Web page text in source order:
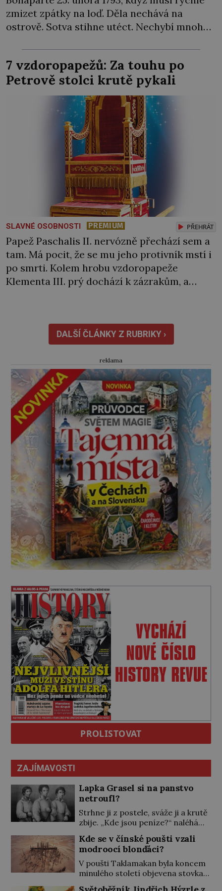
zmizet zpátky na loď. Děla nechává na
ostrově. Sotva stihne utéct. Nechybí mnoho
se za neúspěch nakonec najde jiný viník…
Francouzská flotila pod velením admirála
Laurenta Trugueta (1752‒1839) vyplouvá
v únoru 1793 z Toulonu. Mezi posádkou […]
7 vzdoropapežů: Za touhu po
Petrově stolci krutě pykali
SLAVNÉ OSOBNOSTI PREMIUM PŘEHRÁT
Papež Paschalis II. nervózně přechází sem a
tam. Má pocit, že se mu jeho protivník mstí i
po smrti. Kolem hrobu vzdoropapeže
Klementa III. prý dochází k zázrakům, a
pochopům. Ti se vkradou do Klementovy
hrobky a rozkládající se […]
DALŠÍ ČLÁNKY Z RUBRIKY ›
reklama
PROLISTOVAT
ZAJÍMAVOSTI
Lapka Grasel si na panstvo
netroufl?
Strhne ji z postele, sváže ji a krutě
zbije. „Kde jsou peníze?“ naléhá
Grasel na starou švadlenku. Když
mu to neprozradí – ostatně ani
nemůže, protože žádné nemá,
spokojí se lupič s několika měďáky
a štůčky látky. Zraněná žena pár
Kde se v čínské poušti vzali
modroocí blonďáci?
V poušti Taklamakan byla koncem
minulého století objevena stovka
hrobů s téměř netknutými